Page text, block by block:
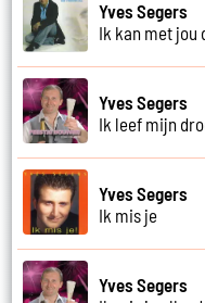
Yves Segers
Ik kan met jou
Yves Segers
Ik leef mijn
Yves Segers
Ik mis je
Yves Segers